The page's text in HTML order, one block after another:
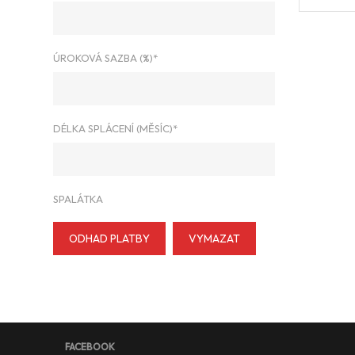
ÚROKOVÁ SAZBA (%)*
DÉLKA SPLÁCENÍ (MĚSÍC)*
SPALÁTKA
ODHAD PLATBY VYMAZAT
FACEBOOK